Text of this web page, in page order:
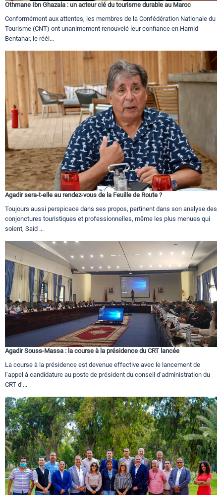
Othmane Ibn Ghazala : un acteur clé du tourisme durable au Maroc
Conformément aux attentes, les membres de la Confédération Nationale du
Tourisme (CNT) ont unanimement renouvelé leur confiance en Hamid
Bentahar, le réél...
Agadir sera-t-elle au rendez-vous de la Feuille de Route ?
Toujours aussi perspicace dans ses propos, pertinent dans son analyse des
conjonctures touristiques et professionnelles, même les plus menues qui
soient, Said ...
Agadir Souss-Massa : la course à la présidence du CRT lancée
La course à la présidence est devenue effective avec le lancement de
l’appel à candidature au poste de président du conseil d’administration du
CRT d’...